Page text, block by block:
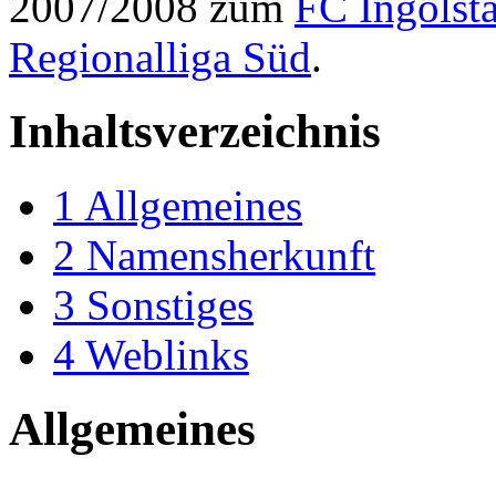
Regionalliga Süd.
Inhaltsverzeichnis
1 Allgemeines
2 Namensherkunft
3 Sonstiges
4 Weblinks
Allgemeines